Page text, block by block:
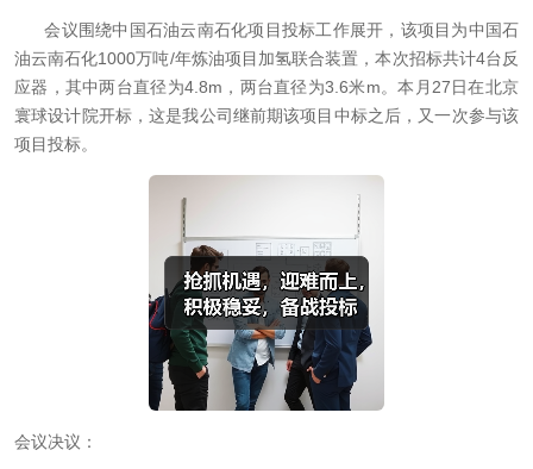
会议围绕中国石油云南石化项目投标工作展开，该项目为中国石
油云南石化1000万吨/年炼油项目加氢联合装置，本次招标共计4台反
应器，其中两台直径为4.8m，两台直径为3.6米m。本月27日在北京
寰球设计院开标，这是我公司继前期该项目中标之后，又一次参与该
项目投标。
会议决议：